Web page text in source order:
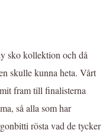
sko kollektion och då
skulle kunna heta. Vårt
fram till finalisterna
så alla som har
rösta vad de tycker